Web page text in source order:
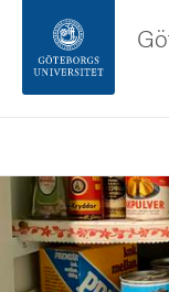
Sidfoten
Om webbplatsen
Bild